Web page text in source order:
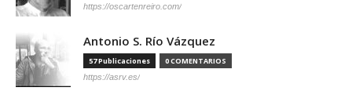
https://oscartenreiro.com/
Antonio S. Río Vázquez
57 Publicaciones 0 COMENTARIOS
https://asrv.es/